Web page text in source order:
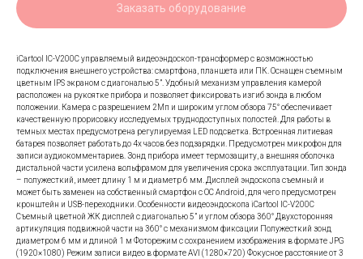
Заказать оборудование
iCartool IC-V200C управляемый видеоэндоскоп-трансформер с возможностью
подключения внешнего устройства: смартфона, планшета или ПК. Оснащен съемным
цветным IPS экраном с диагональю 5”. Удобный механизм управления камерой
расположен на рукоятке прибора и позволяет фиксировать изгиб зонда в любом
положении. Камера с разрешением 2Мп и широким углом обзора 75° обеспечивает
качественную прорисовку исследуемых труднодоступных полостей. Для работы в
темных местах предусмотрена регулируемая LED подсветка. Встроенная литиевая
батарея позволяет работать до 4х часов без подзарядки. Предусмотрен микрофон для
записи аудиокомментариев. Зонд прибора имеет термозащиту, а внешняя оболочка
дистальной части усилена вольфрамом для увеличения срока эксплуатации. Тип зонда
– полужесткий, имеет длину 1 м и диаметр 6 мм. Дисплей эндоскопа съемный и
может быть заменен на собственный смартфон с ОС Android, для чего предусмотрен
кронштейн и USB-переходники. Особенности видеоэндоскопа iCartool IC-V200C
Съемный цветной ЖК дисплей с диагональю 5” и углом обзора 360° Двухсторонняя
артикуляция подвижной части на 360° с механизмом фиксации Полужесткий зонд
диаметром 6 мм и длиной 1 м Фоторежим с сохранением изображения в формате JPG
(1920×1080) Режим записи видео в формате AVI (1280×720) Фокусное расстояние от 3